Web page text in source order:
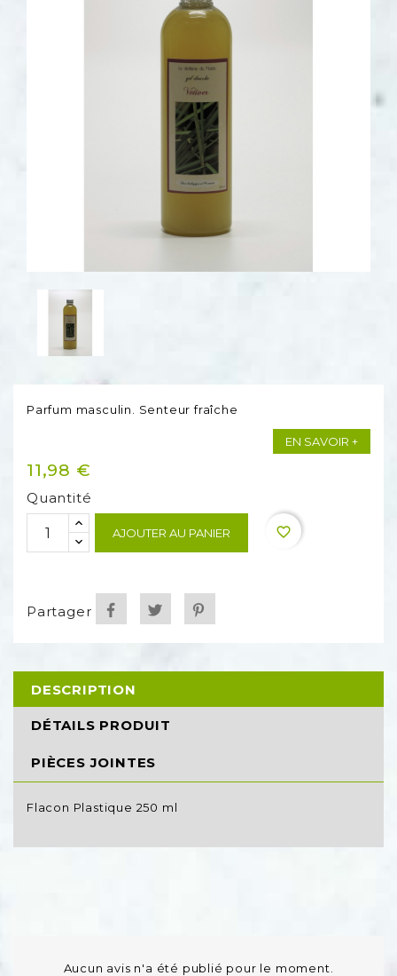
Parfum masculin. Senteur fraîche
EN SAVOIR +
11,98 €
Quantité
AJOUTER AU PANIER favorite_border
Partager
DESCRIPTION
DÉTAILS PRODUIT
PIÈCES JOINTES
Flacon Plastique 250 ml
Aucun avis n'a été publié pour le moment.